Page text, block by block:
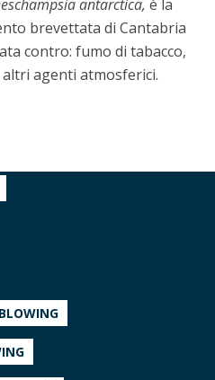
antarctica, è la
brevettata di Cantabria
contro: fumo di tabacco,
agenti atmosferici.